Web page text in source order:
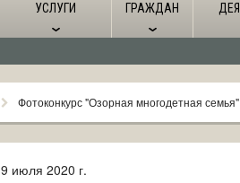
УСЛУГИ
ГРАЖДАН
Фотоконкурс "Озорная многодетная семья"
9 июля 2020 г.